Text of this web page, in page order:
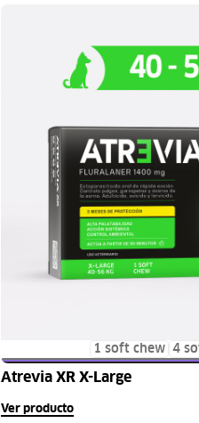
1 soft chew 4
Atrevia XR X-Large
Ver producto